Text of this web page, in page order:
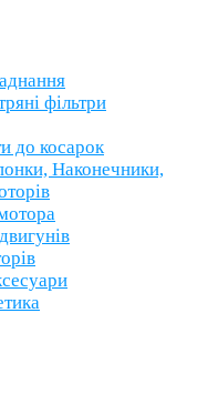
фільтри
до косарок
Наконечники,